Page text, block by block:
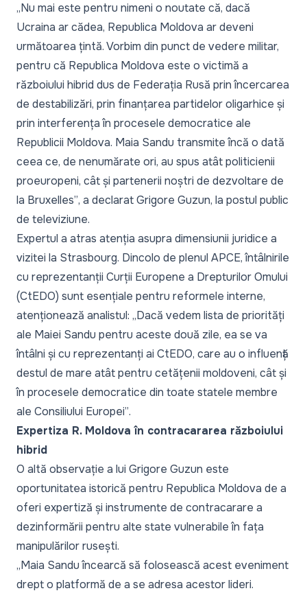
„Nu mai este pentru nimeni o noutate că, dacă
Ucraina ar cădea, Republica Moldova ar deveni
următoarea țintă. Vorbim din punct de vedere militar,
pentru că Republica Moldova este o victimă a
războiului hibrid dus de Federația Rusă prin încercarea
de destabilizări, prin finanțarea partidelor oligarhice și
prin interferența în procesele democratice ale
Republicii Moldova. Maia Sandu transmite încă o dată
ceea ce, de nenumărate ori, au spus atât politicienii
proeuropeni, cât și partenerii noștri de dezvoltare de
la Bruxelles”, a declarat Grigore Guzun, la postul public
de televiziune.
Expertul a atras atenția asupra dimensiunii juridice a
vizitei la Strasbourg. Dincolo de plenul APCE, întâlnirile
cu reprezentanții Curții Europene a Drepturilor Omului
(CtEDO) sunt esențiale pentru reformele interne,
atenționează analistul: „Dacă vedem lista de priorități
ale Maiei Sandu pentru aceste două zile, ea se va
întâlni și cu reprezentanți ai CtEDO, care au o influență
destul de mare atât pentru cetățenii moldoveni, cât și
în procesele democratice din toate statele membre
ale Consiliului Europei”.
Expertiza R. Moldova în contracararea războiului
hibrid
O altă observație a lui Grigore Guzun este
oportunitatea istorică pentru Republica Moldova de a
oferi expertiză și instrumente de contracarare a
dezinformării pentru alte state vulnerabile în fața
manipulărilor rusești.
„Maia Sandu încearcă să folosească acest eveniment
drept o platformă de a se adresa acestor lideri.